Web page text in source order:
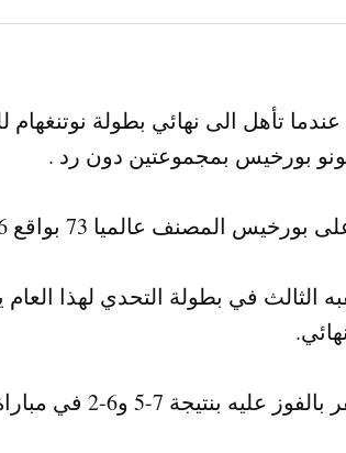
تأهل الى نهائي ​بطولة نوتنغهام
موراي البالغ من العمر 36 عامًا لقبه الثالث في بطولة التحدي لهذا
وكان كازاوكس تاهل على حساب دومينيك كوبفر